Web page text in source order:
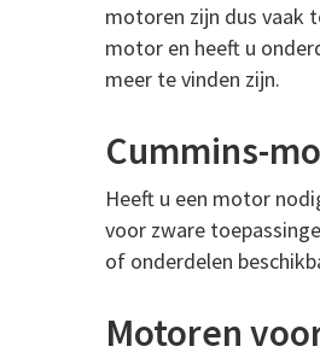
motoren zijn dus vaak
motor en heeft u
meer te vinden zijn.
Cummins-
Heeft u een motor
voor zware
of onderdelen
Motoren